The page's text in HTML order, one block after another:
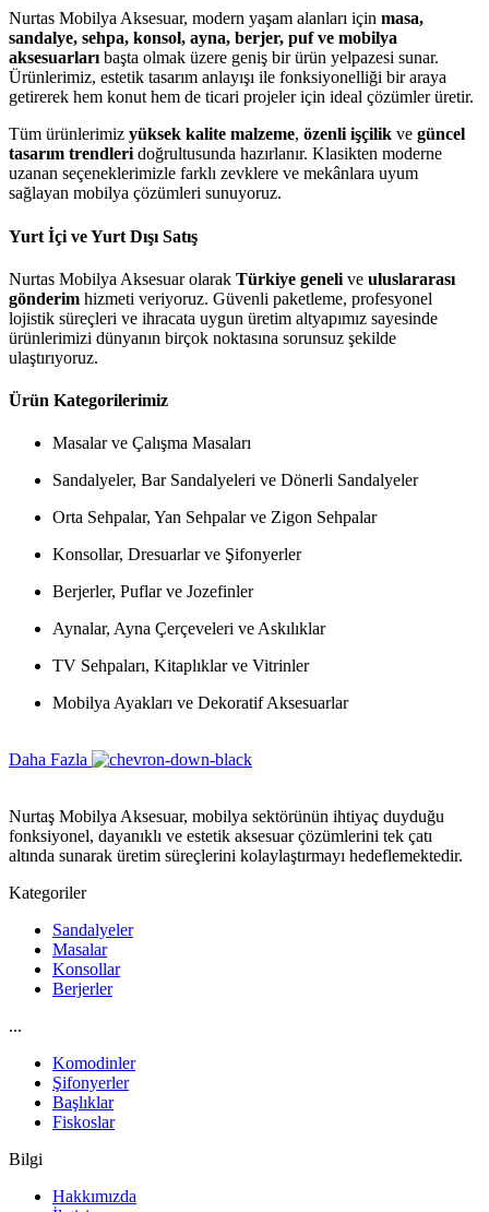
Nurtas Mobilya Aksesuar, modern yaşam alanları için masa,
sandalye, sehpa, konsol, ayna, berjer, puf ve mobilya
aksesuarları başta olmak üzere geniş bir ürün yelpazesi sunar.
Ürünlerimiz, estetik tasarım anlayışı ile fonksiyonelliği bir araya
getirerek hem konut hem de ticari projeler için ideal çözümler üretir.
Tüm ürünlerimiz yüksek kalite malzeme, özenli işçilik ve güncel
tasarım trendleri doğrultusunda hazırlanır. Klasikten moderne
uzanan seçeneklerimizle farklı zevklere ve mekânlara uyum
sağlayan mobilya çözümleri sunuyoruz.
Yurt İçi ve Yurt Dışı Satış
Nurtas Mobilya Aksesuar olarak Türkiye geneli ve uluslararası
gönderim hizmeti veriyoruz. Güvenli paketleme, profesyonel
lojistik süreçleri ve ihracata uygun üretim altyapımız sayesinde
ürünlerimizi dünyanın birçok noktasına sorunsuz şekilde
ulaştırıyoruz.
Ürün Kategorilerimiz
Masalar ve Çalışma Masaları
Sandalyeler, Bar Sandalyeleri ve Dönerli Sandalyeler
Orta Sehpalar, Yan Sehpalar ve Zigon Sehpalar
Konsollar, Dresuarlar ve Şifonyerler
Berjerler, Puflar ve Jozefinler
Aynalar, Ayna Çerçeveleri ve Askılıklar
TV Sehpaları, Kitaplıklar ve Vitrinler
Mobilya Ayakları ve Dekoratif Aksesuarlar
Daha Fazla
Nurtaş Mobilya Aksesuar, mobilya sektörünün ihtiyaç duyduğu
fonksiyonel, dayanıklı ve estetik aksesuar çözümlerini tek çatı
altında sunarak üretim süreçlerini kolaylaştırmayı hedeflemektedir.
Kategoriler
Sandalyeler
Masalar
Konsollar
Berjerler
...
Komodinler
Şifonyerler
Başlıklar
Fiskoslar
Bilgi
Hakkımızda